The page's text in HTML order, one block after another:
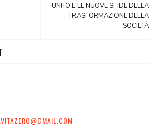
UNITO E LE NUOVE SFIDE DELLA
TRASFORMAZIONE DELLA
SOCIETÀ